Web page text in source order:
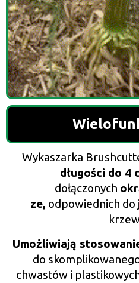
Wykaszarka
długości do 4
dołączonych
ze, odpowiednich do
Umożliwiają
do
chwastów i